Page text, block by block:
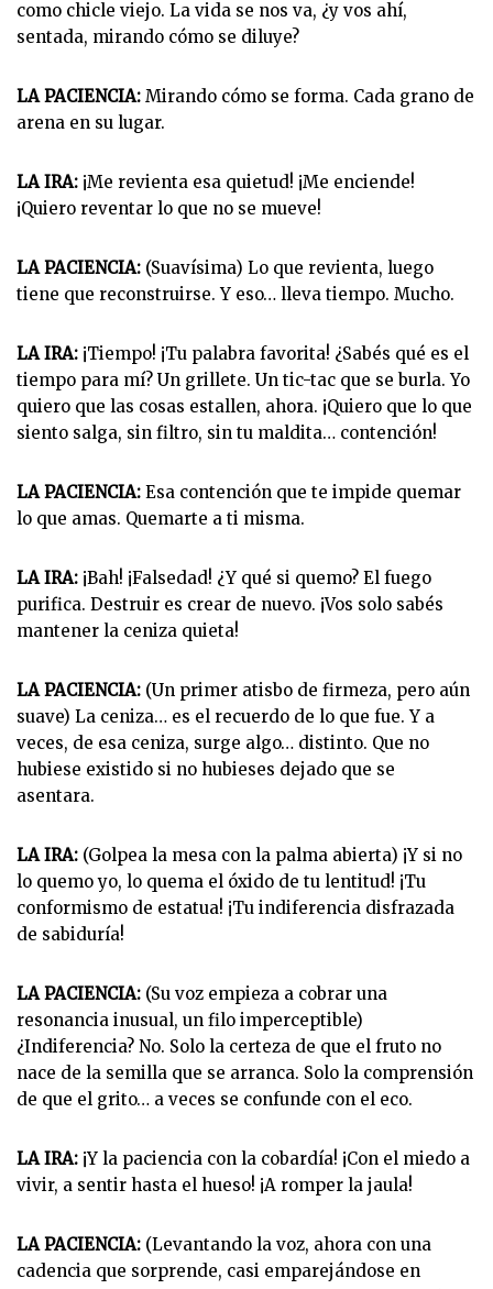
como chicle viejo. La vida se nos va, ¿y vos ahí,
sentada, mirando cómo se diluye?
LA PACIENCIA: Mirando cómo se forma. Cada grano de
arena en su lugar.
LA IRA: ¡Me revienta esa quietud! ¡Me enciende!
¡Quiero reventar lo que no se mueve!
LA PACIENCIA: (Suavísima) Lo que revienta, luego
tiene que reconstruirse. Y eso… lleva tiempo. Mucho.
LA IRA: ¡Tiempo! ¡Tu palabra favorita! ¿Sabés qué es el
tiempo para mí? Un grillete. Un tic-tac que se burla. Yo
quiero que las cosas estallen, ahora. ¡Quiero que lo que
siento salga, sin filtro, sin tu maldita… contención!
LA PACIENCIA: Esa contención que te impide quemar
lo que amas. Quemarte a ti misma.
LA IRA: ¡Bah! ¡Falsedad! ¿Y qué si quemo? El fuego
purifica. Destruir es crear de nuevo. ¡Vos solo sabés
mantener la ceniza quieta!
LA PACIENCIA: (Un primer atisbo de firmeza, pero aún
suave) La ceniza… es el recuerdo de lo que fue. Y a
veces, de esa ceniza, surge algo… distinto. Que no
hubiese existido si no hubieses dejado que se
asentara.
LA IRA: (Golpea la mesa con la palma abierta) ¡Y si no
lo quemo yo, lo quema el óxido de tu lentitud! ¡Tu
conformismo de estatua! ¡Tu indiferencia disfrazada
de sabiduría!
LA PACIENCIA: (Su voz empieza a cobrar una
resonancia inusual, un filo imperceptible)
¿Indiferencia? No. Solo la certeza de que el fruto no
nace de la semilla que se arranca. Solo la comprensión
de que el grito… a veces se confunde con el eco.
LA IRA: ¡Y la paciencia con la cobardía! ¡Con el miedo a
vivir, a sentir hasta el hueso! ¡A romper la jaula!
LA PACIENCIA: (Levantando la voz, ahora con una
cadencia que sorprende, casi emparejándose en